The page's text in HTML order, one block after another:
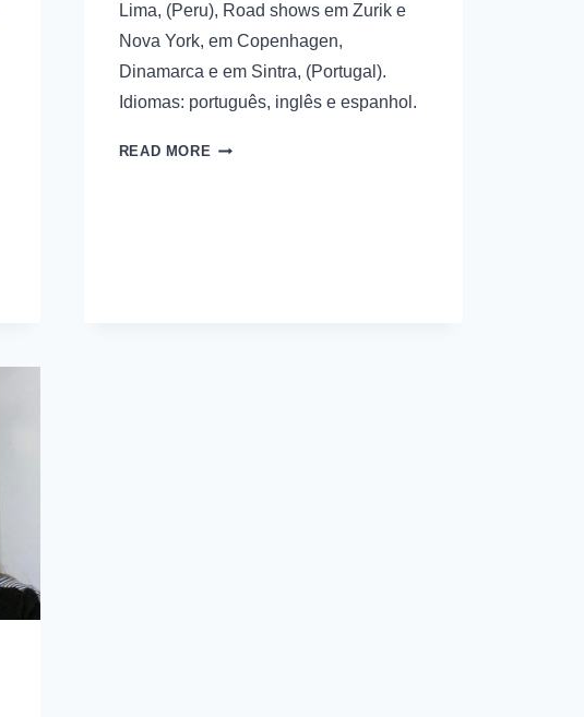
Lima, (Peru), Road shows em Zurik e
Nova York, em Copenhagen,
Dinamarca e em Sintra, (Portugal).
Idiomas: português, inglês e espanhol.
READ MORE